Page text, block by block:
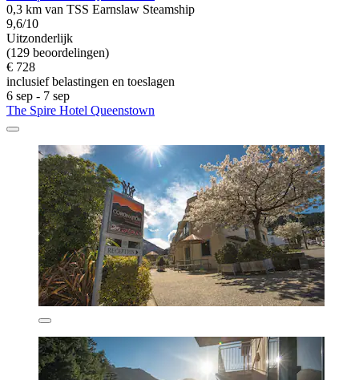
0,3 km van TSS Earnslaw Steamship
9,6/10
Uitzonderlijk
(129 beoordelingen)
€ 728
inclusief belastingen en toeslagen
6 sep - 7 sep
The Spire Hotel Queenstown